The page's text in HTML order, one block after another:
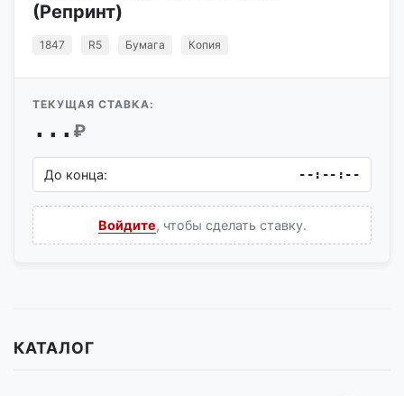
(Репринт)
1847 R5 Бумага Копия
ТЕКУЩАЯ СТАВКА:
... ₽
До конца: --:--:--
Войдите, чтобы сделать ставку.
КАТАЛОГ